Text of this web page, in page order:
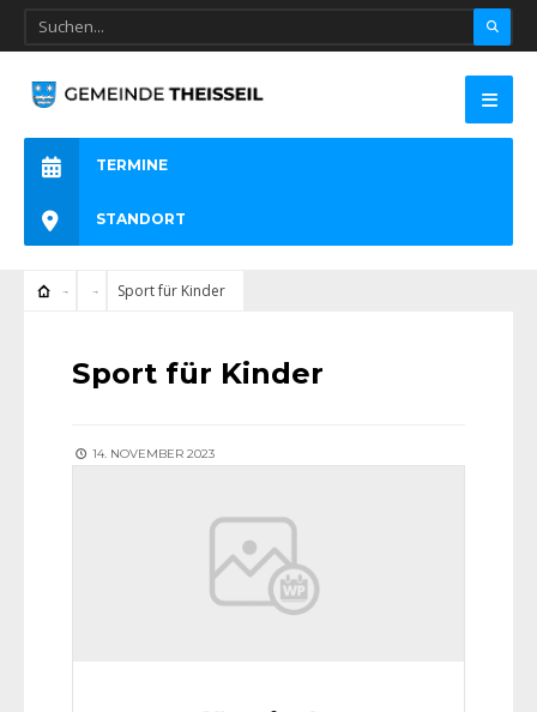
TERMINE
STANDORT
Sport für Kinder
Sport für Kinder
14. NOVEMBER 2023